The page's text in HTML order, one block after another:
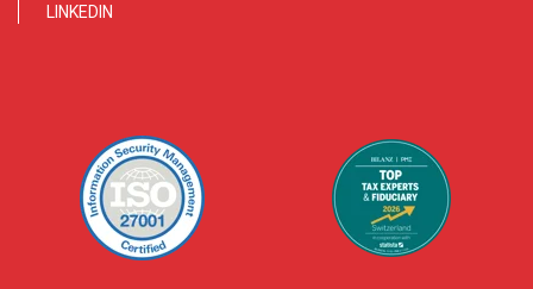
LINKEDIN